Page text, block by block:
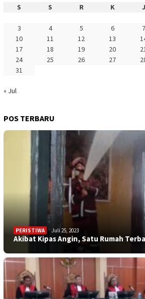
S
S R K J
3
4 5 6 7
10
11 12 13
17
18 19 20
24
25 26 27
31
« Jul
POS TERBARU
PERISTIWA Juli 25, 2023
Akibat Kipas Angin, Satu Rumah